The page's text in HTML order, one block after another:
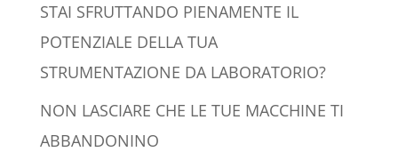
STAI SFRUTTANDO PIENAMENTE IL
POTENZIALE DELLA TUA
STRUMENTAZIONE DA LABORATORIO?
NON LASCIARE CHE LE TUE MACCHINE TI
ABBANDONINO